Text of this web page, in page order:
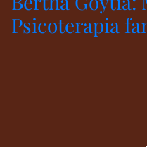
Psicoterapia